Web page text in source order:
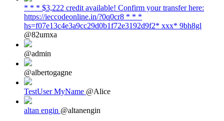
* * * $3,222 credit available! Confirm your transfer here:
https://ieccodeonline.in/?0q0cr8 * * *
hs=f07e13c4e3a9cc29d0b1f72e3192d9f2* ххх* 9bh8gl
@82umxa
@admin
@albertogagne
TestUser MyName @Alice
altan engin @altanengin